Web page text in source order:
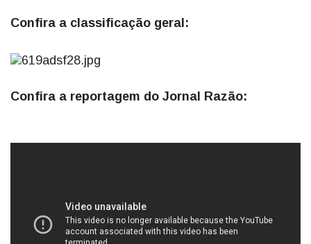
Confira a classificação geral:
Confira a reportagem do Jornal Razão: